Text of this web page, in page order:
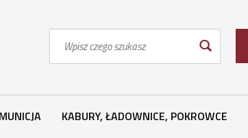
KABURY, ŁADOWNICE, POKROWCE